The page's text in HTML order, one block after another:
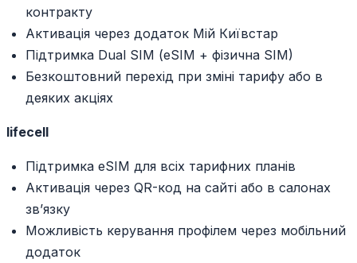
контракту
Активація через додаток Мій Київстар
Підтримка Dual SIM (eSIM + фізична SIM)
Безкоштовний перехід при зміні тарифу або в
деяких акціях
lifecell
Підтримка eSIM для всіх тарифних планів
Активація через QR-код на сайті або в салонах
зв’язку
Можливість керування профілем через мобільний
додаток